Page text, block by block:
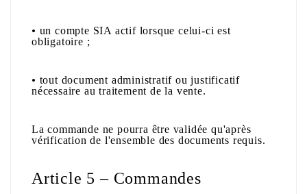
• un compte SIA actif lorsque celui-ci est
obligatoire ;
• tout document administratif ou justificatif
nécessaire au traitement de la vente.
La commande ne pourra être validée qu'après
vérification de l'ensemble des documents requis.
Article 5 – Commandes